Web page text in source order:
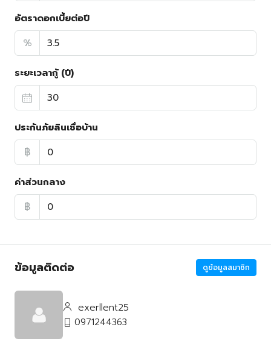
อัตราดอกเบี้ยต่อปี
%
ระยะเวลากู้ (ปี)
ประกันภัยสินเชื่อบ้าน
฿
ค่าส่วนกลาง
฿
ข้อมูลติดต่อ ดูข้อมูลสมาชิก
exerllent25
0971244363